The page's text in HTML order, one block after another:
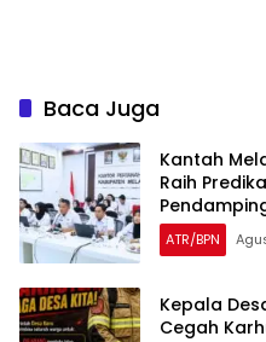
Baca Juga
Kantah
Raih
Lapangan
ATR/BPN
Kepala
Cegah